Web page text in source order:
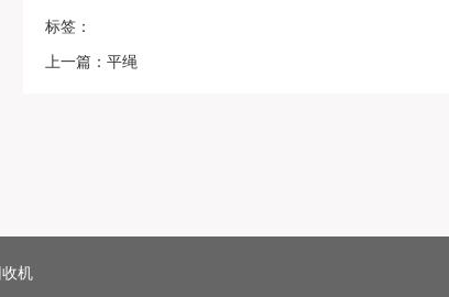
标签：
上一篇：平绳
机